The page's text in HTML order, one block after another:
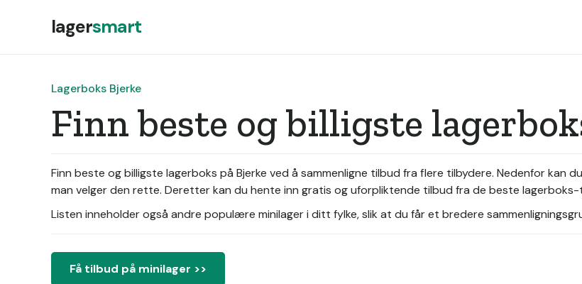
lagersmart
Lagerboks Bjerke
Finn beste og billigste
Finn beste og billigste lagerboks på Bjerke ved å sammenligne tilbud fra flere tilbydere. Nedenfor kan
man velger den rette. Deretter kan du hente inn gratis og uforpliktende tilbud fra de beste
Listen inneholder også andre populære minilager i ditt fylke, slik at du får et bredere
Få tilbud på minilager >>